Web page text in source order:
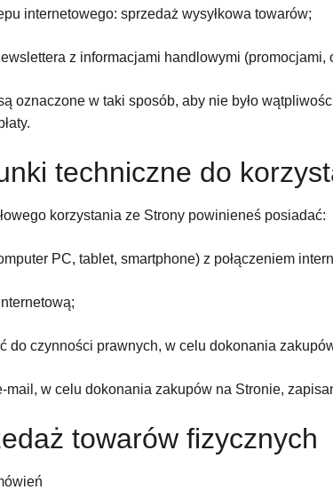
internetowego: sprzedaż wysyłkowa towarów;
z informacjami handlowymi (promocjami,
oznaczone w taki sposób, aby nie było
techniczne do
korzystania ze Strony powinieneś posiadać:
PC, tablet, smartphone) z połączeniem
do czynności prawnych, w celu dokonania
mail, w celu dokonania zakupów na Stronie,
towarów fizycznych